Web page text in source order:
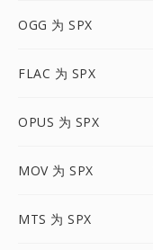
OGG 为 SPX
FLAC 为 SPX
OPUS 为 SPX
MOV 为 SPX
MTS 为 SPX